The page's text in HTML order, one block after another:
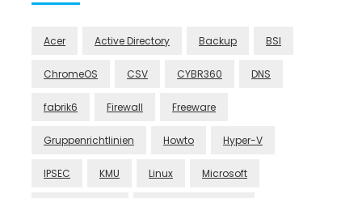
Acer Active Directory Backup BSI
ChromeOS CSV CYBR360 DNS
fabrik6 Firewall Freeware
Gruppenrichtlinien Howto Hyper-V
IPSEC KMU Linux Microsoft